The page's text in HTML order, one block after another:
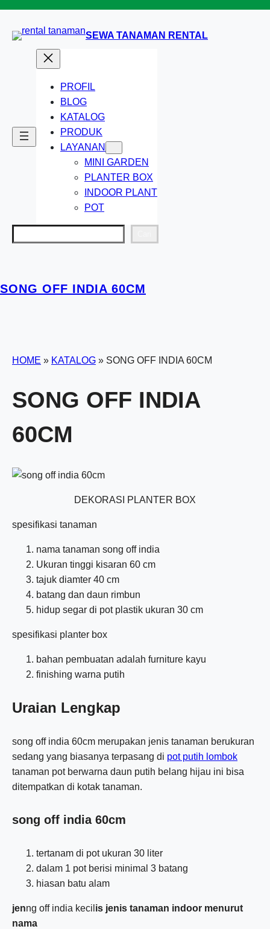
konten
SEWA TANAMAN RENTAL
PROFIL
BLOG
KATALOG
PRODUK
LAYANAN
MINI GARDEN
PLANTER BOX
INDOOR PLANT
POT
SONG OFF INDIA 60CM
HOME » KATALOG » SONG OFF INDIA 60CM
SONG OFF INDIA
60CM
DEKORASI PLANTER BOX
spesifikasi tanaman
nama tanaman song off india
Ukuran tinggi kisaran 60 cm
tajuk diamter 40 cm
batang dan daun rimbun
hidup segar di pot plastik ukuran 30 cm
spesifikasi planter box
bahan pembuatan adalah furniture kayu
finishing warna putih
Uraian Lengkap
song off india 60cm merupakan jenis tanaman berukuran
sedang yang biasanya terpasang di pot putih lombok
tanaman pot berwarna daun putih belang hijau ini bisa
ditempatkan di kotak tanaman.
song off india 60cm
tertanam di pot ukuran 30 liter
dalam 1 pot berisi minimal 3 batang
hiasan batu alam
jenng off india kecil is jenis tanaman indoor menurut
nama